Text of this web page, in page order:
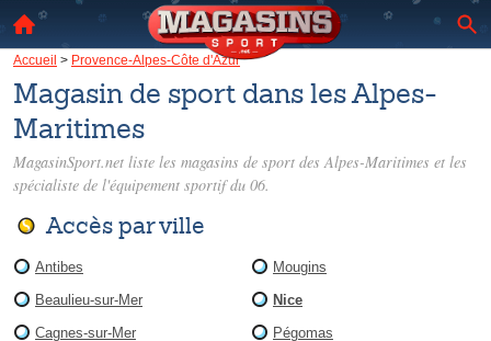
Accueil > Provence-Alpes-Côte d'Azur
Magasin de sport dans les Alpes-
Maritimes
MagasinSport.net liste les magasins de sport des Alpes-Maritimes et les
spécialiste de l'équipement sportif du 06.
Accès par ville
Antibes
Beaulieu-sur-Mer
Cagnes-sur-Mer
Mougins
Nice
Pégomas